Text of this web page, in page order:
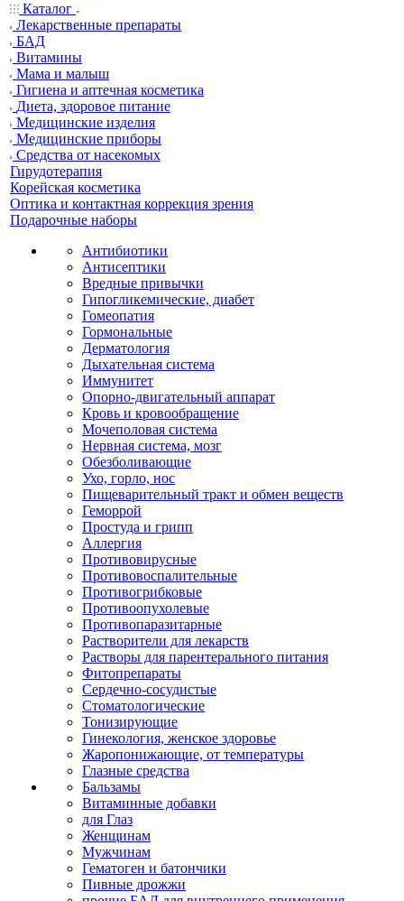
Каталог
Лекарственные препараты
БАД
Витамины
Мама и малыш
Гигиена и аптечная косметика
Диета, здоровое питание
Медицинские изделия
Медицинские приборы
Средства от насекомых
Гирудотерапия
Корейская косметика
Оптика и контактная коррекция зрения
Подарочные наборы
Антибиотики
Антисептики
Вредные привычки
Гипогликемические, диабет
Гомеопатия
Гормональные
Дерматология
Дыхательная система
Иммунитет
Опорно-двигательный аппарат
Кровь и кровообращение
Мочеполовая система
Нервная система, мозг
Обезболивающие
Ухо, горло, нос
Пищеварительный тракт и обмен веществ
Геморрой
Простуда и грипп
Аллергия
Противовирусные
Противовоспалительные
Противогрибковые
Противоопухолевые
Противопаразитарные
Растворители для лекарств
Растворы для парентерального питания
Фитопрепараты
Сердечно-сосудистые
Стоматологические
Тонизирующие
Гинекология, женское здоровье
Жаропонижающие, от температуры
Глазные средства
Бальзамы
Витаминные добавки
для Глаз
Женщинам
Мужчинам
Гематоген и батончики
Пивные дрожжи